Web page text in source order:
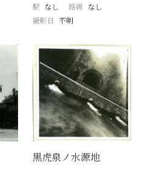
駅 なし 路線 なし
撮影日 不明
黒虎泉ノ水源地